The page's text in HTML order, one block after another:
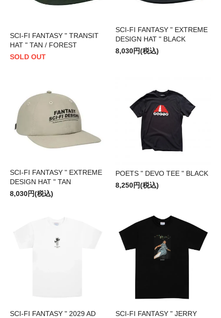
SCI-FI FANTASY " TRANSIT
HAT " TAN / FOREST
SOLD OUT
SCI-FI FANTASY " EXTREME
DESIGN HAT " BLACK
8,030円(税込)
SCI-FI FANTASY " EXTREME
DESIGN HAT " TAN
8,030円(税込)
POETS " DEVO TEE " BLACK
8,250円(税込)
SCI-FI FANTASY " 2029 AD
SCI-FI FANTASY " JERRY